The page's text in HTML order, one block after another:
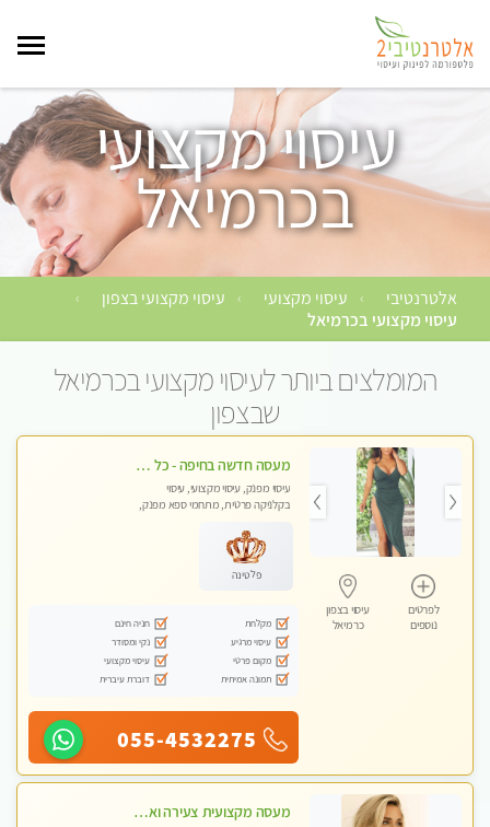
עיסוי מקצועי
בכרמיאל
אלטרנטיבי › עיסוי מקצועי › עיסוי מקצועי בצפון ›
עיסוי מקצועי בכרמיאל
המומלצים ביותר לעיסוי מקצועי בכרמיאל
שבצפון
לפרטים
נוספים
עיסוי בצפון
כרמיאל
מעסה חדשה בחיפה - כל סוגי העיסויים מעסה מקצועית ואיכותית פרטי!!!
עיסוי מפנק, עיסוי מקצועי, עיסוי
בקלניקה פרטית, מתחמי ספא מפנק,
פלטינה
מקלחת
חניה חינם
עיסוי מרגיע
נקי ומסודר
מקום פרטי
עיסוי מקצועי
תמונה אמיתית
דוברת עיברית
055-4532275
מעסה מקצועית צעירה ואיכותית לעיסוי מרגיע ומפנק VIP-מומלץ לחלוטין! פרטי! ​​​​​​ Highly recommended